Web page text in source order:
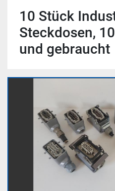
10 Stück
Steckdosen,
und gebraucht